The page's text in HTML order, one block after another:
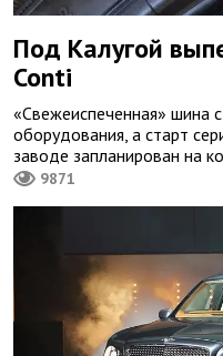
Под Калугой
Conti
«Свежеиспеченная» шина
оборудования, а старт
заводе запланирован на
9871